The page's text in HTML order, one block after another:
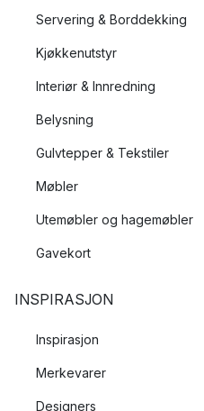
Servering & Borddekking
Kjøkkenutstyr
Interiør & Innredning
Belysning
Gulvtepper & Tekstiler
Møbler
Utemøbler og hagemøbler
Gavekort
INSPIRASJON
Inspirasjon
Merkevarer
Designers